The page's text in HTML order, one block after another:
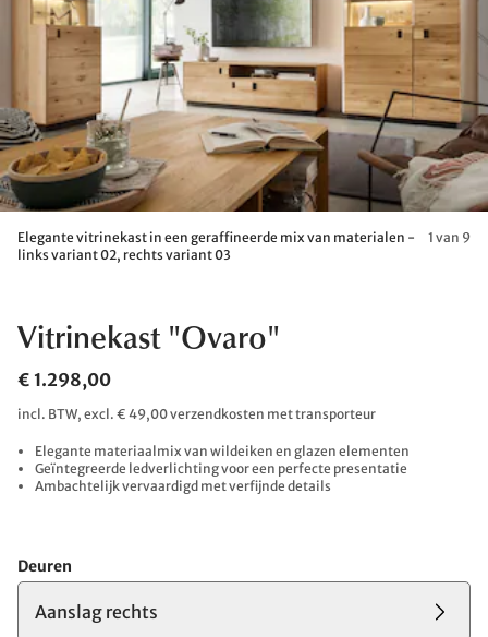
Elegante vitrinekast in een geraffineerde mix van materialen -
links variant 02, rechts variant 03
1 van 9
Vitrinekast "Ovaro"
€ 1.298,00
incl. BTW, excl. € 49,00 verzendkosten met transporteur
Elegante materiaalmix van wildeiken en glazen elementen
Geïntegreerde ledverlichting voor een perfecte presentatie
Ambachtelijk vervaardigd met verfijnde details
Deuren
Aanslag rechts